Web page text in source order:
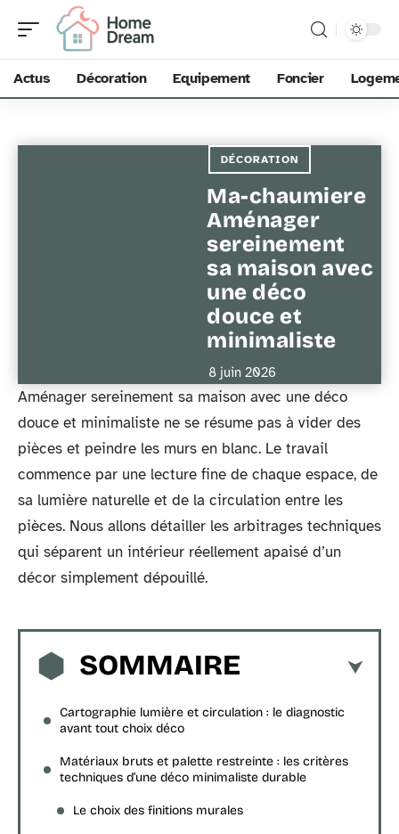
Actus Décoration Equipement Foncier
DÉCORATION
Ma-chaumiere
Aménager
sereinement
sa maison avec
une déco
douce et
minimaliste
8 juin 2026
Aménager sereinement sa maison avec une déco
douce et minimaliste ne se résume pas à vider des
pièces et peindre les murs en blanc. Le travail
commence par une lecture fine de chaque espace, de
sa lumière naturelle et de la circulation entre les
pièces. Nous allons détailler les arbitrages techniques
qui séparent un intérieur réellement apaisé d’un
décor simplement dépouillé.
SOMMAIRE
Cartographie lumière et circulation : le diagnostic
avant tout choix déco
Matériaux bruts et palette restreinte : les critères
techniques d’une déco minimaliste durable
Le choix des finitions murales